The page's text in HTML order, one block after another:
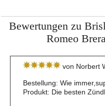
Bewertungen zu
Romeo
von Norbert
Bestellung: Wie
Produkt: Die besten